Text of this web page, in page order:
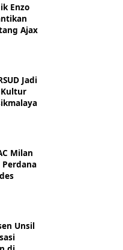
Enzo
Ajax
Jadi
Milan
Perdana
Unsil